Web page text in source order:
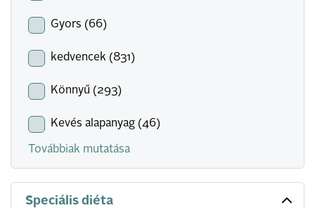
Gyors (66)
kedvencek (831)
Könnyű (293)
Kevés alapanyag (46)
Továbbiak mutatása
Speciális diéta